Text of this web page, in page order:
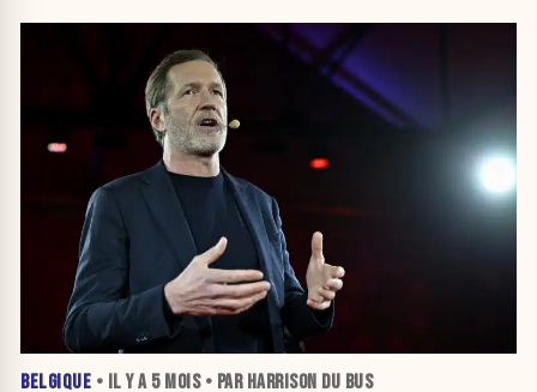
BELGIQUE • IL Y A 5 MOIS• PAR HARRISON DU BUS